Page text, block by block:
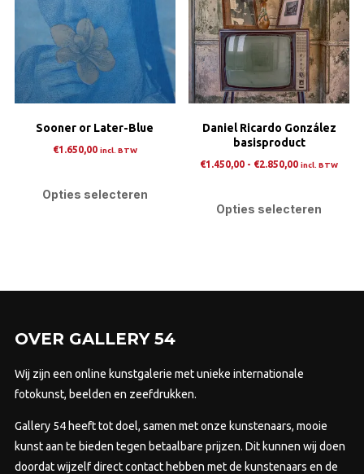
Deze
optie
kan
gekozen
worden
productpagina
kan
Sooner or Later-Blue
€1.650,00 incl. BTW
Opties selecteren
optie
gekozen
op
de
Daniel Ricardo González
basisproduct
€1.450,00 - €2.850,00Prijsklasse:
€2.850,00
incl. BTW
Opties selecteren
OVER GALLERY 54
Wij zijn een online kunstgalerie met unieke internationale
fotokunst, beelden en zeefdrukken.
Gallery 54 heeft tot doel, samen met onze kunstenaars, mooie
kunst aan te bieden tegen betaalbare prijzen. Dit kunnen wij doen
doordat wijzelf direct contact hebben met de kunstenaars en de